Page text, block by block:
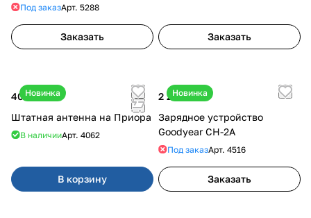
Под заказАрт. 5288
Заказать Заказать
Новинка
400 ₽
Штатная антенна на Приора
В наличииАрт. 4062
В корзину
Новинка
2 200 ₽
Зарядное устройство
Goodyear CH-2A
Под заказАрт. 4516
Заказать